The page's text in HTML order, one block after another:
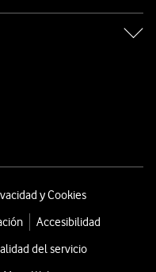
y Cookies
Accesibilidad
del servicio